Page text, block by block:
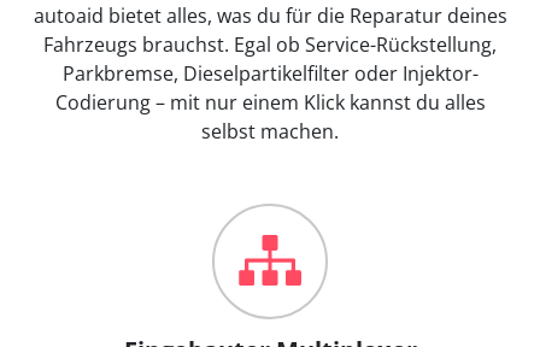
autoaid bietet alles, was du für die Reparatur deines
Fahrzeugs brauchst. Egal ob Service-Rückstellung,
Parkbremse, Dieselpartikelfilter oder Injektor-
Codierung – mit nur einem Klick kannst du alles
selbst machen.